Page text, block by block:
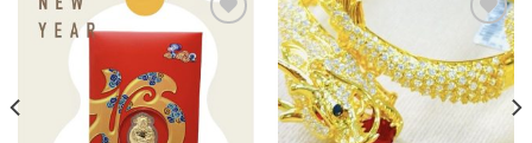
Add to
wishlist
Add to
wishlist